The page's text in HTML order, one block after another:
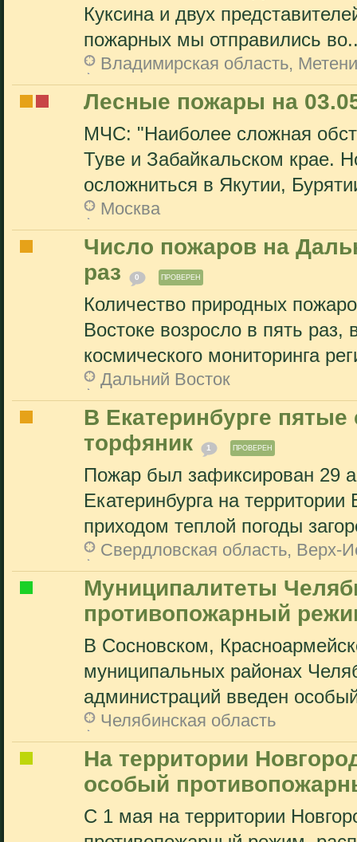
Куксина и двух
пожарных мы отправились
Владимирская область,
Лесные пожары на
МЧС: "Наиболее сложная
Туве и Забайкальском крае.
осложниться в Якутии,
Москва
Число пожаров на
раз
0 ПРОВЕРЕН
Количество природных
Востоке возросло в пять
космического мониторинга
Дальний Восток
В Екатеринбурге пятые
торфяник
1 ПРОВЕРЕН
Пожар был зафиксирован 29
Екатеринбурга на
приходом теплой погоды
Свердловская область, Верх-
Муниципалитеты
противопожарный
В Сосновском,
муниципальных районах
администраций введен
Челябинская область
На территории
особый
С 1 мая на территории